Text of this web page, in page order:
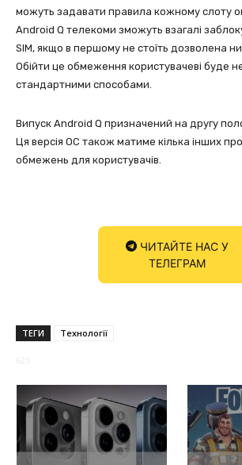
можуть задавати правила кожному слоту
Android Q телекоми зможуть взагалі
SIM, якщо в першому не стоїть дозволена
Обійти це обмеження користувачеві буде
стандартними способами.
Випуск Android Q призначений на другу
Ця версія ОС також матиме кілька інших
обмежень для користувачів.
ЧИТАЙТЕ НАС У
ТЕЛЕГРАМ
ТЕГИ Технології